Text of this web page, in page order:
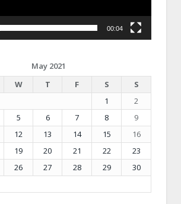
00:04
May 2021
W T F S
S
1
2
5 6 7 8
9
12 13 14 15
16
19 20 21 22
23
26 27 28 29
30